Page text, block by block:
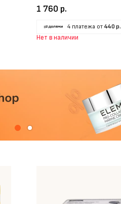
1 760 р.
4 платежа от440 р.
Нет в наличии